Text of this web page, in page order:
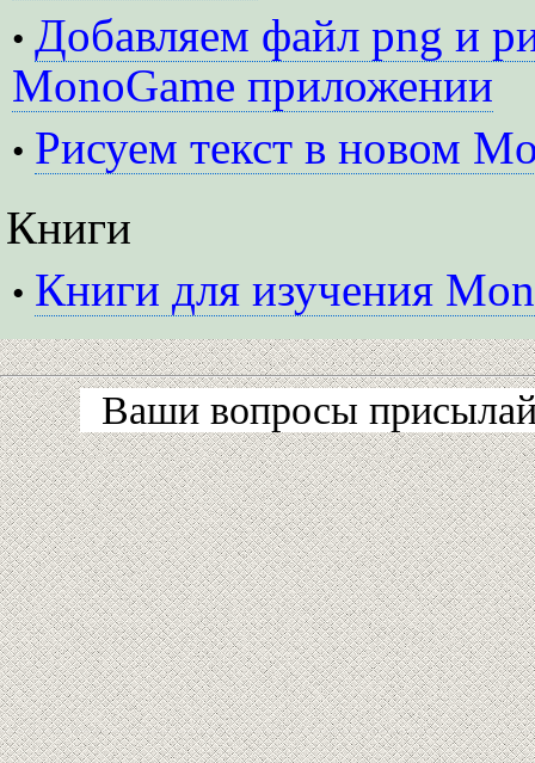
• Добавляем файл png и
MonoGame приложении
• Рисуем текст в новом
Книги
• Книги для изучения
Ваши вопросы